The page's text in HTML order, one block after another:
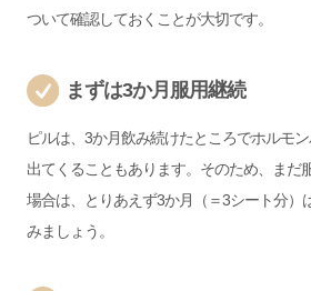
ついて確認しておくことが大切です。
まずは3か月服用継続
ピルは、3か月飲み続けたところでホルモ
出てくることもあります。そのため、まだ
場合は、とりあえず3か月（＝3シート分）
みましょう。